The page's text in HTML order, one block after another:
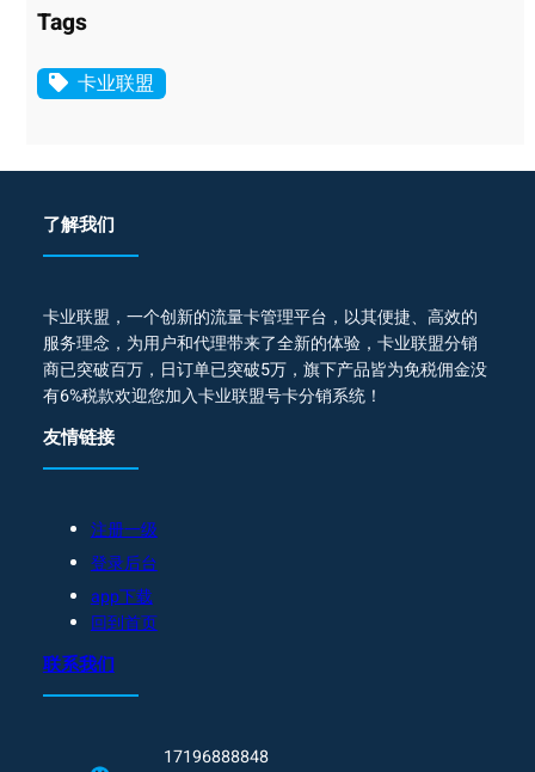
Tags
卡业联盟
了解我们
卡业联盟，一个创新的流量卡管理平台，以其便捷、高效的
服务理念，为用户和代理带来了全新的体验，卡业联盟分销
商已突破百万，日订单已突破5万，旗下产品皆为免税佣金没
有6%税款欢迎您加入卡业联盟号卡分销系统！
友情链接
注册一级
登录后台
app下载
回到首页
联系我们
17196888848